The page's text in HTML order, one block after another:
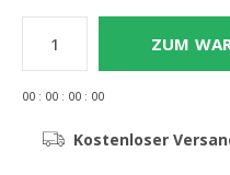
ZUM
00 : 00 : 00 : 00
Kostenloser